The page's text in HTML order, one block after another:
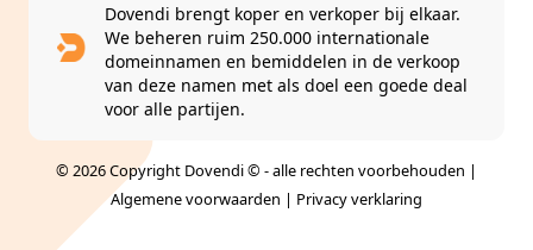
Dovendi brengt koper en verkoper bij elkaar.
We beheren ruim 250.000 internationale
domeinnamen en bemiddelen in de verkoop
van deze namen met als doel een goede deal
voor alle partijen.
© 2026 Copyright Dovendi © - alle rechten voorbehouden |
Algemene voorwaarden | Privacy verklaring